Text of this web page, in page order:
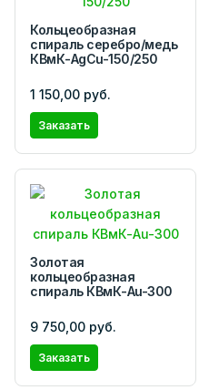
Кольцеобразная
спираль серебро/медь
КВмК-AgCu-150/250
1 150,00 руб.
Заказать
Золотая
кольцеобразная
спираль КВмК-Au-300
9 750,00 руб.
Заказать